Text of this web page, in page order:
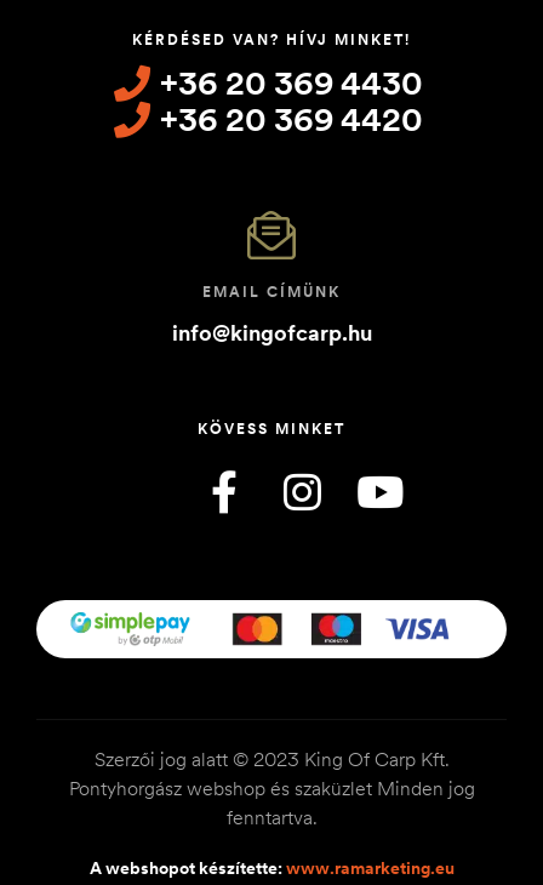
KÉRDÉSED VAN? HÍVJ MINKET!
+36 20 369 4430
+36 20 369 4420
EMAIL CÍMÜNK
info@kingofcarp.hu
KÖVESS MINKET
Szerzői jog alatt © 2023 King Of Carp Kft.
Pontyhorgász webshop és szaküzlet Minden jog
fenntartva.
A webshopot készítette:www.ramarketing.eu